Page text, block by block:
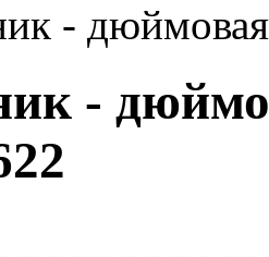
- дюймовая
-